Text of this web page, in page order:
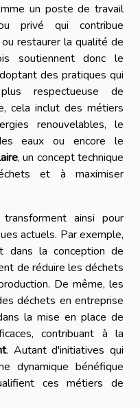
un poste de travail
privé qui contribue
restaurer la qualité de
soutiennent donc le
des pratiques qui
respectueuse de
cela inclut des métiers
renouvelables, le
eaux ou encore le
, un concept technique
et à maximiser
ainsi pour
actuels. Par exemple,
dans la conception de
de réduire les déchets
De même, les
déchets en entreprise
la mise en place de
contribuant à la
. Autant d'initiatives qui
dynamique bénéfique
ces métiers de